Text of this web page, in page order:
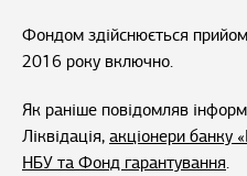
Фондом здійснюється
2016 року включно.
Як раніше повідомляв
Ліквідація, акціонери банку
НБУ та Фонд гарантування.